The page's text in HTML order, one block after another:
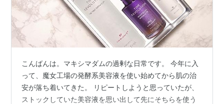
こんばんは。マキシマダムの過剰な日常です。 今年に入
って、魔女工場の発酵系美容液を使い始めてから肌の治
安が落ち着いてきた。 リピートしようと思っていたが、
ストックしていた美容液を思い出して先にそちらを使う